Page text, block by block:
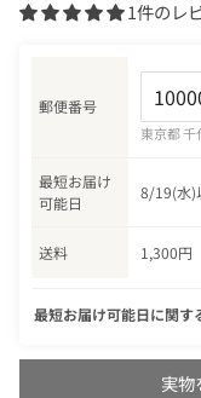
1件のレ
郵便番号
東京都 千
最短お届け
可能日
8/19(水)
送料 1,300円
最短お届け可能日に関
実物